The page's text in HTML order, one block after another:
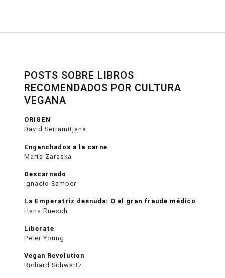
POSTS SOBRE LIBROS
RECOMENDADOS POR CULTURA
VEGANA
ORIGEN
David Serramitjana
Enganchados a la carne
Marta Zaraska
Descarnado
Ignacio Samper
La Emperatriz desnuda: O el gran fraude médico
Hans Ruesch
Liberate
Peter Young
Vegan Revolution
Richard Schwartz